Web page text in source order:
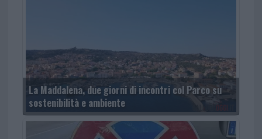
La Maddalena, due giorni di incontri col Parco su
sostenibilità e ambiente